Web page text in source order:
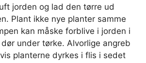
jorden og lad den tørre ud
Plant ikke nye planter samme
kan måske forblive i jorden i
under tørke. Alvorlige angreb
planterne dyrkes i flis i sedet